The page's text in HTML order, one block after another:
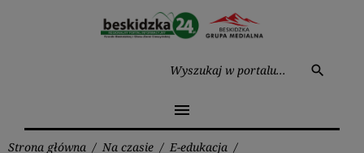
search
menu
Strona główna / Na czasie / E-edukacja /